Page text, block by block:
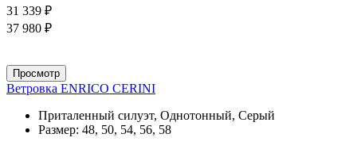
31 339 ₽
37 980 ₽
Просмотр
Ветровка ENRICO CERINI
Приталенный силуэт, Однотонный, Серый
Размер: 48, 50, 54, 56, 58